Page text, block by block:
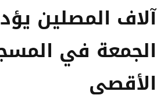
آلاف المصلين
الجمعة في
الأقصى